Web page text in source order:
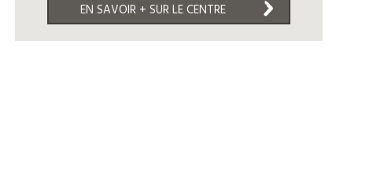
EN SAVOIR + SUR LE CENTRE